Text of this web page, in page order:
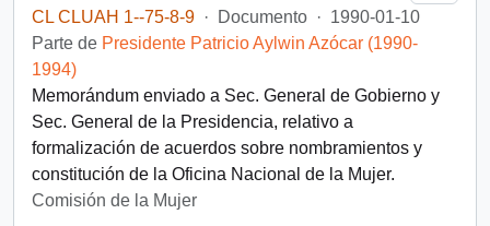
CL CLUAH 1--75-8-9 · Documento · 1990-01-10
Parte de Presidente Patricio Aylwin Azócar (1990-
1994)
Memorándum enviado a Sec. General de Gobierno y
Sec. General de la Presidencia, relativo a
formalización de acuerdos sobre nombramientos y
constitución de la Oficina Nacional de la Mujer.
Comisión de la Mujer